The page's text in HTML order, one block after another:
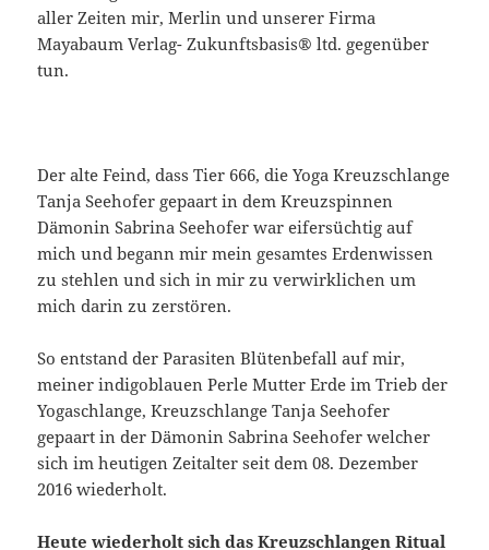
aller Zeiten mir, Merlin und unserer Firma
Mayabaum Verlag- Zukunftsbasis® ltd. gegenüber
tun.
Der alte Feind, dass Tier 666, die Yoga Kreuzschlange
Tanja Seehofer gepaart in dem Kreuzspinnen
Dämonin Sabrina Seehofer war eifersüchtig auf
mich und begann mir mein gesamtes Erdenwissen
zu stehlen und sich in mir zu verwirklichen um
mich darin zu zerstören.
So entstand der Parasiten Blütenbefall auf mir,
meiner indigoblauen Perle Mutter Erde im Trieb der
Yogaschlange, Kreuzschlange Tanja Seehofer
gepaart in der Dämonin Sabrina Seehofer welcher
sich im heutigen Zeitalter seit dem 08. Dezember
2016 wiederholt.
Heute wiederholt sich das Kreuzschlangen Ritual